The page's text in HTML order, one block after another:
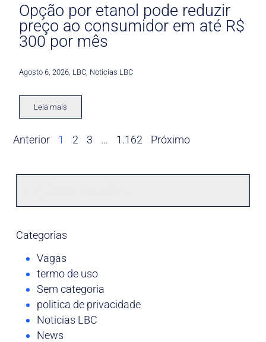
Opção por etanol pode reduzir
preço ao consumidor em até R$
300 por mês
Agosto 6, 2026 LBC Noticias LBC
Leia mais
Anterior 1 2 3 … 1.162 Próximo
Categorias
Vagas
termo de uso
Sem categoria
politica de privacidade
Noticias LBC
News